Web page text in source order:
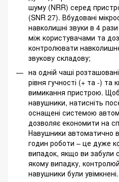
шуму (NRR) серед
(SNR 27). Вбудовані
навколишні звуки в 4
між користувачами та
контролювати
звукову складову;
на одній чаші
рівня гучності (+ та -) та
вимикання пристрою.
навушники, натисніть
оснащені системою
дозволяє економити на
Навушники автоматично
годин роботи – це дуже
випадок, якщо ви забули
якому випадку,
навушники були увімкнені.